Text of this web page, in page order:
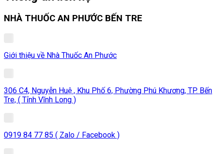
NHÀ THUỐC AN PHƯỚC BẾN TRE
Giới thiệu về Nhà Thuốc An Phước
306 C4, Nguyễn Huệ , Khu Phố 6, Phường Phú Khương, TP. Bến
Tre, ( Tỉnh Vĩnh Long )
0919 84 77 85 ( Zalo / Facebook )